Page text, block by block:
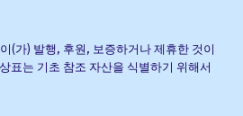
(가) 발행, 후원, 보증하거나 제휴한 것이
표는 기초 참조 자산을 식별하기 위해서